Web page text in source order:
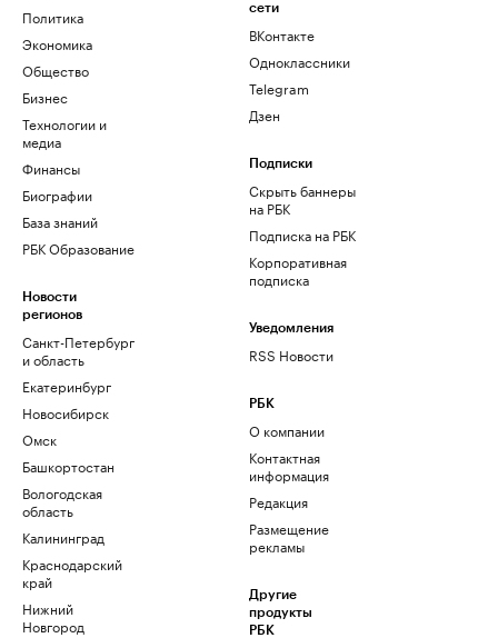
Политика
Экономика
Общество
Бизнес
Технологии и
медиа
Финансы
Биографии
База знаний
РБК Образование
Новости
регионов
Санкт-Петербург
и область
Екатеринбург
Новосибирск
Омск
Башкортостан
Вологодская
область
Калининград
Краснодарский
край
Нижний
Новгород
сети
ВКонтакте
Одноклассники
Telegram
Дзен
Подписки
Скрыть баннеры
на РБК
Подписка на РБК
Корпоративная
подписка
Уведомления
RSS Новости
РБК
О компании
Контактная
информация
Редакция
Размещение
рекламы
Другие
продукты
РБК